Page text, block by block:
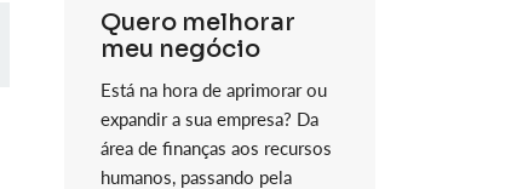
Quero melhorar
meu negócio
Está na hora de aprimorar ou
expandir a sua empresa? Da
área de finanças aos recursos
humanos, passando pela